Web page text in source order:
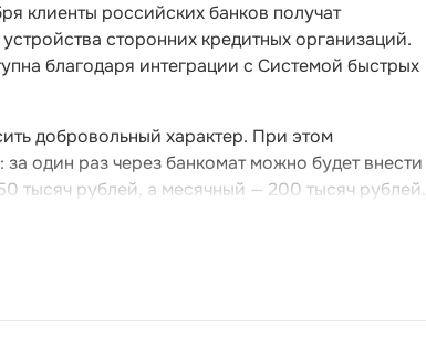
клиенты российских банков получат
сторонних кредитных организаций.
благодаря интеграции с Системой быстрых
добровольный характер. При этом
один раз через банкомат можно будет внести
тысяч рублей, а месячный — 200 тысяч рублей.